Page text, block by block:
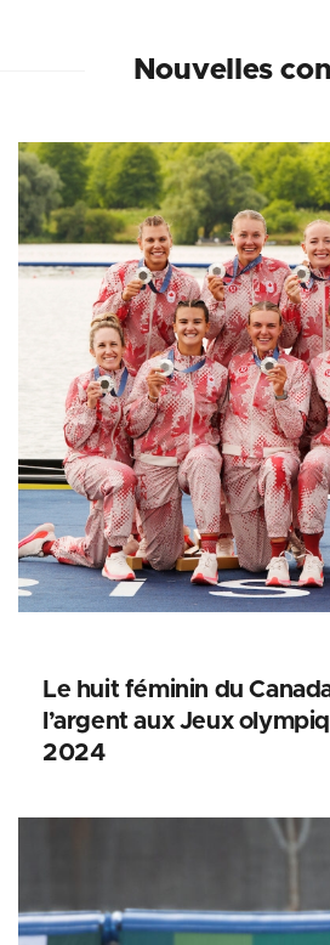
Nouvelles
Le huit féminin du
l’argent aux Jeux
2024